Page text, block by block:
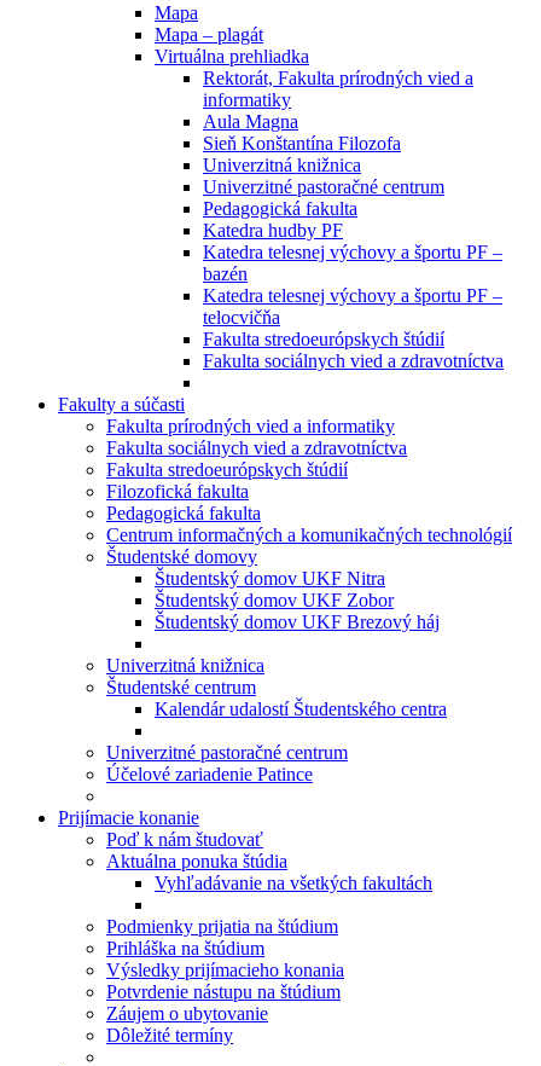
Mapa
Mapa – plagát
Virtuálna prehliadka
Rektorát, Fakulta prírodných vied a
informatiky
Aula Magna
Sieň Konštantína Filozofa
Univerzitná knižnica
Univerzitné pastoračné centrum
Pedagogická fakulta
Katedra hudby PF
Katedra telesnej výchovy a športu PF –
bazén
Katedra telesnej výchovy a športu PF –
telocvičňa
Fakulta stredoeurópskych štúdií
Fakulta sociálnych vied a zdravotníctva
Fakulty a súčasti
Fakulta prírodných vied a informatiky
Fakulta sociálnych vied a zdravotníctva
Fakulta stredoeurópskych štúdií
Filozofická fakulta
Pedagogická fakulta
Centrum informačných a komunikačných technológií
Študentské domovy
Študentský domov UKF Nitra
Študentský domov UKF Zobor
Študentský domov UKF Brezový háj
Univerzitná knižnica
Študentské centrum
Kalendár udalostí Študentského centra
Univerzitné pastoračné centrum
Účelové zariadenie Patince
Prijímacie konanie
Poď k nám študovať
Aktuálna ponuka štúdia
Vyhľadávanie na všetkých fakultách
Podmienky prijatia na štúdium
Prihláška na štúdium
Výsledky prijímacieho konania
Potvrdenie nástupu na štúdium
Záujem o ubytovanie
Dôležité termíny